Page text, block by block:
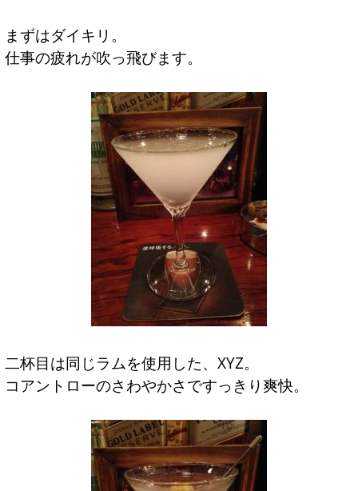
まずはダイキリ。
仕事の疲れが吹っ飛びます。
二杯目は同じラムを使用した、XYZ。
コアントローのさわやかさですっきり爽快。